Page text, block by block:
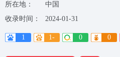
所在地：
中国
收录时间：
2024-01-31
1 1- 0 0